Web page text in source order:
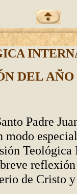
DEL
Padre
modo
de Cristo